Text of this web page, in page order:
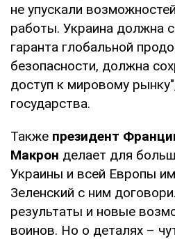
не упускали
работы. Украина должна
гаранта глобальной
безопасности, должна
доступ к мировому
государства.
Также президент
Макрон делает для
Украины и всей Европы
Зеленский с ним
результаты и новые
воинов. Но о деталях –